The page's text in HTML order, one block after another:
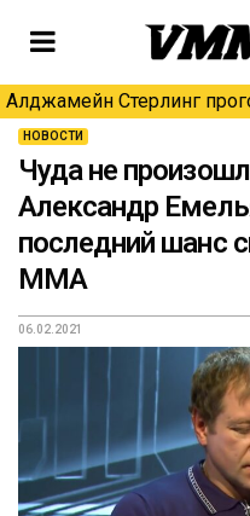
Алджамейн Стерлинг
НОВОСТИ
Чуда не
Александр
последний шанс
ММА
06.02.2021